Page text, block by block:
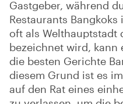
Gastgeber, während
Restaurants
oft als Welthauptstadt
bezeichnet wird, kann
die besten Gerichte
diesem Grund ist es
auf den Rat eines